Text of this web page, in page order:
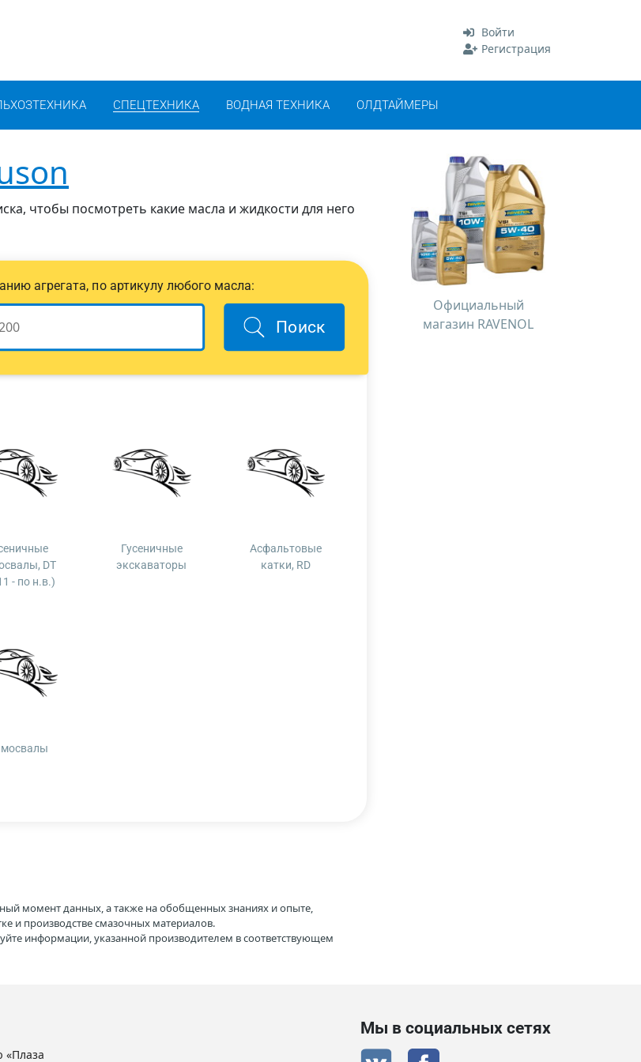
Войти
Регистрация
СПЕЦТЕХНИКА ВОДНАЯ ТЕХНИКА ОЛДТАЙМЕРЫ
чтобы посмотреть какие масла и жидкости для него
агрегата, по артикулу любого масла:
Поиск
DT
- по н.в.)
Гусеничные
экскаваторы
Асфальтовые
катки, RD
Официальный
магазин RAVENOL
момент данных, а также на обобщенных знаниях и опыте,
и производстве смазочных материалов.
информации, указанной производителем в соответствующем
«Плаза
Мы в социальных сетях